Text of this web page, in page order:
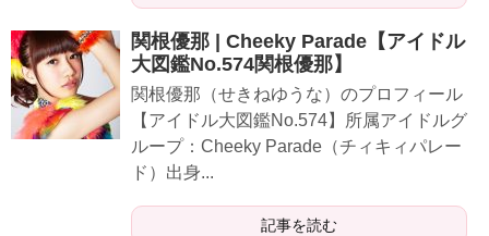
関根優那 | Cheeky Parade【アイドル
大図鑑No.574関根優那】
関根優那（せきねゆうな）のプロフィール
【アイドル大図鑑No.574】所属アイドルグ
ループ：Cheeky Parade（チィキィパレー
ド）出身...
記事を読む